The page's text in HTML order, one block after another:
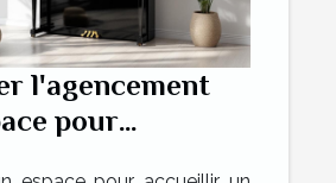
l'agencement
pour